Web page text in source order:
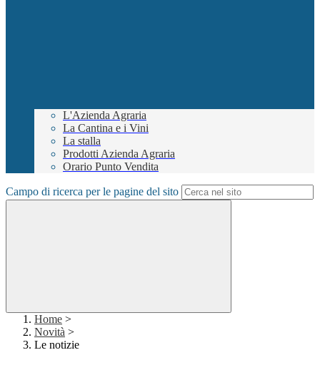
L'Azienda Agraria
La Cantina e i Vini
La stalla
Prodotti Azienda Agraria
Orario Punto Vendita
Campo di ricerca per le pagine del sito
Home >
Novità >
Le notizie